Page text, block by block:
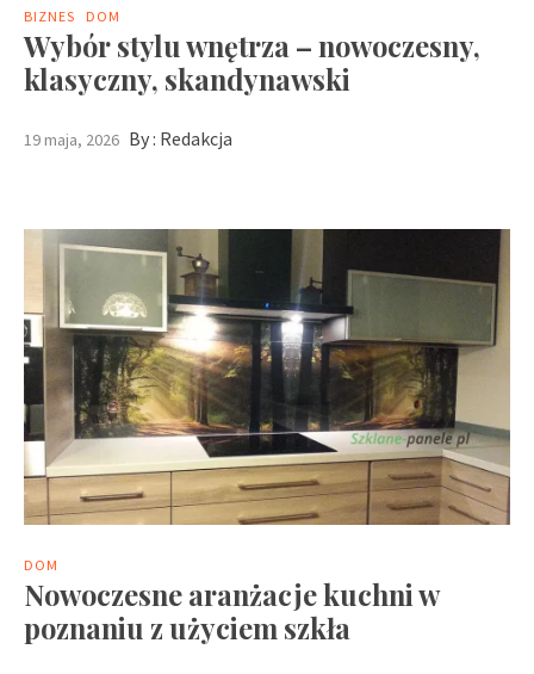
BIZNES DOM
Wybór stylu wnętrza – nowoczesny,
klasyczny, skandynawski
19 maja, 2026 By : Redakcja
DOM
Nowoczesne aranżacje kuchni w
poznaniu z użyciem szkła